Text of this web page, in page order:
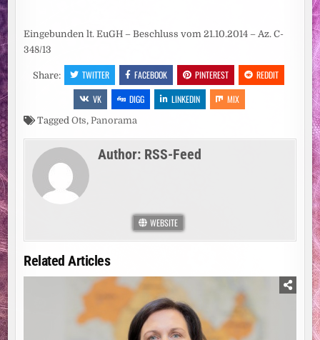
Eingebunden lt. EuGH – Beschluss vom 21.10.2014 – Az. C-
348/13
Share: TWITTER FACEBOOK PINTEREST
REDDIT
VK
DIGG LINKEDIN MIX
TaggedOts, Panorama
Author: RSS-Feed
WEBSITE
Related Articles